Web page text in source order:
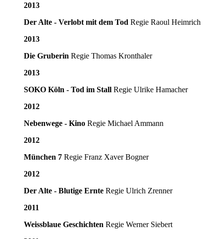
2013
Der Alte - Verlobt mit dem Tod Regie Raoul Heimrich
2013
Die Gruberin Regie Thomas Kronthaler
2013
SOKO Köln - Tod im Stall Regie Ulrike Hamacher
2012
Nebenwege - Kino Regie Michael Ammann
2012
München 7 Regie Franz Xaver Bogner
2012
Der Alte - Blutige Ernte Regie Ulrich Zrenner
2011
Weissblaue Geschichten Regie Werner Siebert